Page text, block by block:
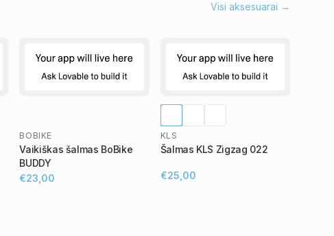
Visi aksesuarai →
BOBIKE
Vaikiškas šalmas BoBike
BUDDY
€23,00
KLS
Šalmas KLS Zigzag 022
€25,00